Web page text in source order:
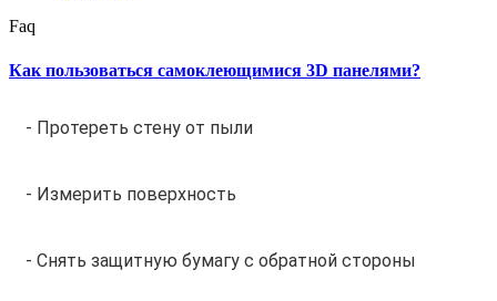
Faq
Как пользоваться самоклеющимися 3D панелями?
- Протереть стену от пыли
- Измерить поверхность
- Снять защитную бумагу с обратной стороны